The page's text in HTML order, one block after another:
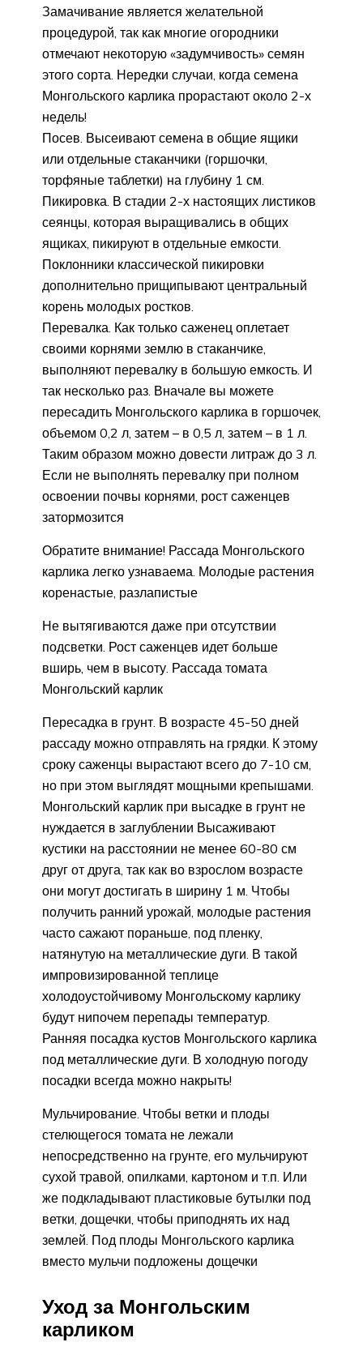
Замачивание является желательной
процедурой, так как многие огородники
отмечают некоторую «задумчивость» семян
этого сорта. Нередки случаи, когда семена
Монгольского карлика прорастают около 2-х
недель!
Посев. Высеивают семена в общие ящики
или отдельные стаканчики (горшочки,
торфяные таблетки) на глубину 1 см.
Пикировка. В стадии 2-х настоящих листиков
сеянцы, которая выращивались в общих
ящиках, пикируют в отдельные емкости.
Поклонники классической пикировки
дополнительно прищипывают центральный
корень молодых ростков.
Перевалка. Как только саженец оплетает
своими корнями землю в стаканчике,
выполняют перевалку в большую емкость. И
так несколько раз. Вначале вы можете
пересадить Монгольского карлика в горшочек,
объемом 0,2 л, затем – в 0,5 л, затем – в 1 л.
Таким образом можно довести литраж до 3 л.
Если не выполнять перевалку при полном
освоении почвы корнями, рост саженцев
затормозится
Обратите внимание! Рассада Монгольского
карлика легко узнаваема. Молодые растения
коренастые, разлапистые
Не вытягиваются даже при отсутствии
подсветки. Рост саженцев идет больше
вширь, чем в высоту. Рассада томата
Монгольский карлик
Пересадка в грунт. В возрасте 45-50 дней
рассаду можно отправлять на грядки. К этому
сроку саженцы вырастают всего до 7-10 см,
но при этом выглядят мощными крепышами.
Монгольский карлик при высадке в грунт не
нуждается в заглублении Высаживают
кустики на расстоянии не менее 60-80 см
друг от друга, так как во взрослом возрасте
они могут достигать в ширину 1 м. Чтобы
получить ранний урожай, молодые растения
часто сажают пораньше, под пленку,
натянутую на металлические дуги. В такой
импровизированной теплице
холодоустойчивому Монгольскому карлику
будут нипочем перепады температур.
Ранняя посадка кустов Монгольского карлика
под металлические дуги. В холодную погоду
посадки всегда можно накрыть!
Мульчирование. Чтобы ветки и плоды
стелющегося томата не лежали
непосредственно на грунте, его мульчируют
сухой травой, опилками, картоном и т.п. Или
же подкладывают пластиковые бутылки под
ветки, дощечки, чтобы приподнять их над
землей. Под плоды Монгольского карлика
вместо мульчи подложены дощечки
Уход за Монгольским
карликом